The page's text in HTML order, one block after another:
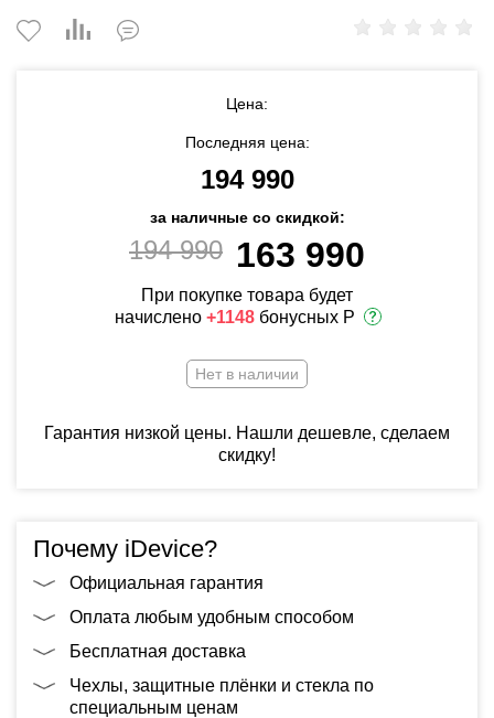
Цена:
Последняя цена:
194 990
за наличные со скидкой:
194 990 163 990
При покупке товара будет
начислено +1148 бонусных Р
Нет в наличии
Гарантия низкой цены. Нашли дешевле, сделаем
скидку!
Почему iDevice?
Официальная гарантия
Оплата любым удобным способом
Бесплатная доставка
Чехлы, защитные плёнки и стекла по
специальным ценам